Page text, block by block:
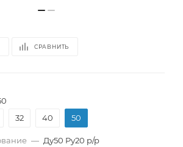
СРАВНИТЬ
32 40 50
— Ду50 Pу20 р/р